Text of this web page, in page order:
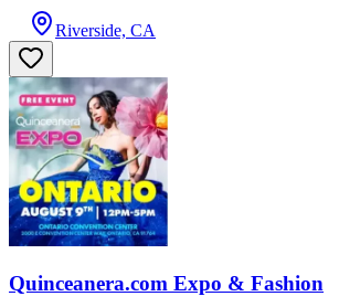
Riverside, CA
Quinceanera.com Expo & Fashion